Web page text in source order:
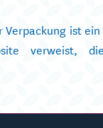
ist ein
verweist,